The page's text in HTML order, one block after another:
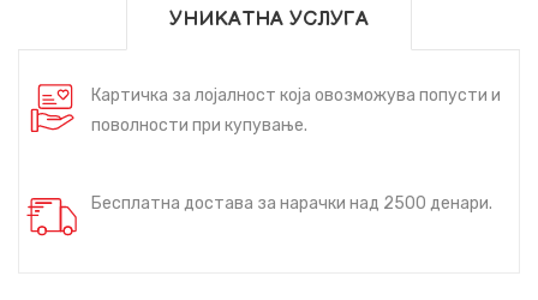
УНИКАТНА УСЛУГА
Картичка за лојалност која овозможува попусти и
поволности при купување.
Бесплатна достава за нарачки над 2500 денари.